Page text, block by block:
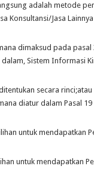
adalah metode
Konsultansi/Jasa
dimaksud pada pasal
dalam, Sistem Informasi
secara rinci;atau
diatur dalam Pasal
untuk mendapatkan
untuk mendapatkan